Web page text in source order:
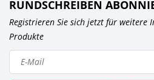
RUNDSCHREIBEN
Registrieren Sie sich jetzt für weitere
Produkte